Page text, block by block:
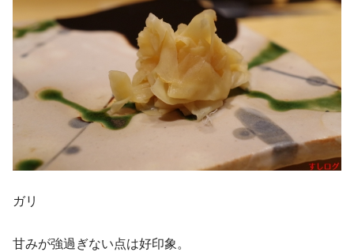
ガリ
甘みが強過ぎない点は好印象。